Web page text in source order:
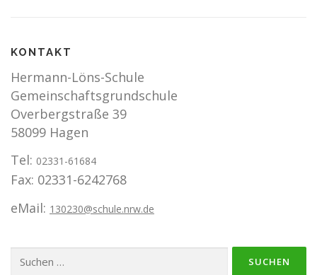
KONTAKT
Hermann-Löns-Schule
Gemeinschaftsgrundschule
Overbergstraße 39
58099 Hagen
Tel: 02331-61684
Fax: 02331-6242768
eMail: 130230@schule.nrw.de
Suchen